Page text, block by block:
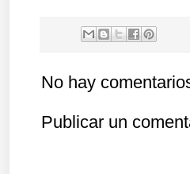
No hay
Publicar un